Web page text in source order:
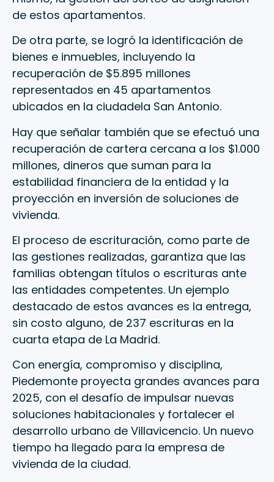
de estos apartamentos.
De otra parte, se logró la identificación de
bienes e inmuebles, incluyendo la
recuperación de $5.895 millones
representados en 45 apartamentos
ubicados en la ciudadela San Antonio.
Hay que señalar también que se efectuó una
recuperación de cartera cercana a los $1.000
millones, dineros que suman para la
estabilidad financiera de la entidad y la
proyección en inversión de soluciones de
vivienda.
El proceso de escrituración, como parte de
las gestiones realizadas, garantiza que las
familias obtengan títulos o escrituras ante
las entidades competentes. Un ejemplo
destacado de estos avances es la entrega,
sin costo alguno, de 237 escrituras en la
cuarta etapa de La Madrid.
Con energía, compromiso y disciplina,
Piedemonte proyecta grandes avances para
2025, con el desafío de impulsar nuevas
soluciones habitacionales y fortalecer el
desarrollo urbano de Villavicencio. Un nuevo
tiempo ha llegado para la empresa de
vivienda de la ciudad.